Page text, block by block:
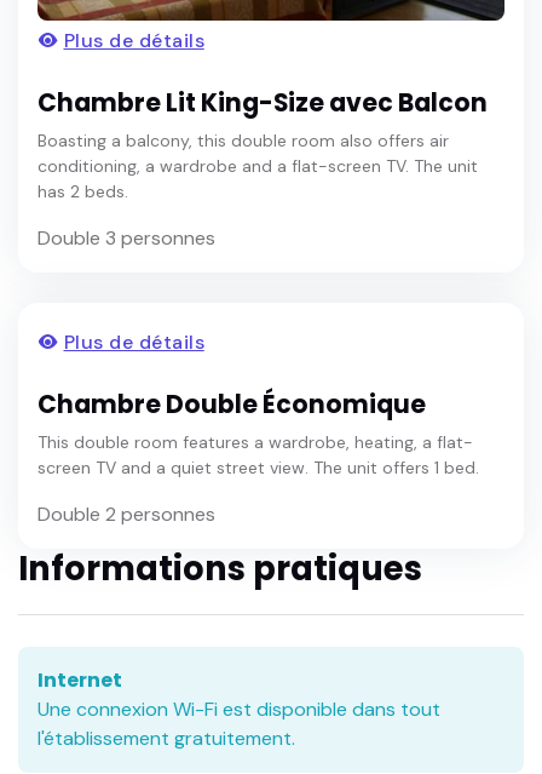
Plus de détails
Chambre Lit King-Size avec Balcon
Boasting a balcony, this double room also offers air
conditioning, a wardrobe and a flat-screen TV. The unit
has 2 beds.
Double 3 personnes
Plus de détails
Chambre Double Économique
This double room features a wardrobe, heating, a flat-
screen TV and a quiet street view. The unit offers 1 bed.
Double 2 personnes
Informations pratiques
Internet
Une connexion Wi-Fi est disponible dans tout
l'établissement gratuitement.